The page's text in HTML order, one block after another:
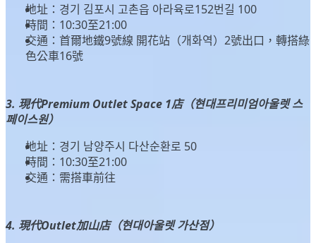
地址：경기 김포시 고촌읍 아라육로152번길 100
時間：10:30至21:00
交通：首爾地鐵9號線 開花站（개화역）2號出口，轉搭綠
色公車16號
3. 現代Premium Outlet Space 1店（현대프리미엄아울렛 스
페이스원）
地址：경기 남양주시 다산순환로 50
時間：10:30至21:00
交通：需搭車前往
4. 現代Outlet加山店（현대아울렛 가산점）